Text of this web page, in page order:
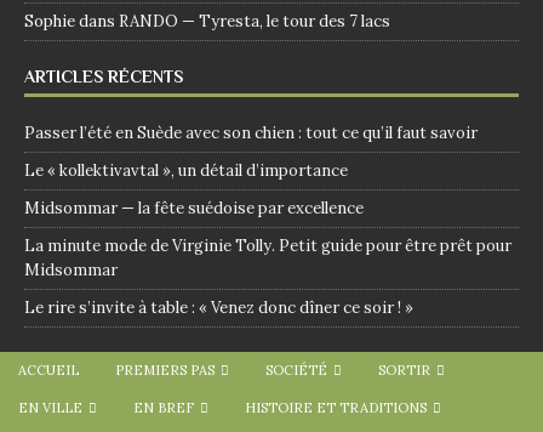
Sophiedans RANDO — Tyresta, le tour des 7 lacs
ARTICLES RÉCENTS
Passer l’été en Suède avec son chien : tout ce qu’il faut savoir
Le « kollektivavtal », un détail d’importance
Midsommar — la fête suédoise par excellence
La minute mode de Virginie Tolly. Petit guide pour être prêt pour
Midsommar
Le rire s’invite à table : « Venez donc dîner ce soir ! »
ACCUEIL PREMIERS PAS SOCIÉTÉ SORTIR
EN VILLE EN BREF HISTOIRE ET TRADITIONS